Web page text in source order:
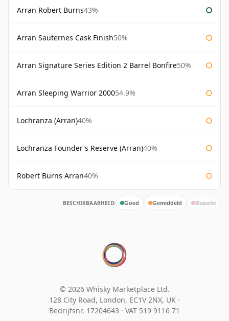
Arran Robert Burns43%
Arran Sauternes Cask Finish50%
Arran Signature Series Edition 2 Barrel Bonfire50%
Arran Sleeping Warrior 200054.9%
Lochranza (Arran)40%
Lochranza Founder's Reserve (Arran)40%
Robert Burns Arran40%
BESCHIKBAARHEID: Goed Gemiddeld Beperkt
© 2026 Whisky Marketplace Ltd.
128 City Road, London, EC1V 2NX, UK ·
Bedrijfsnr. 17204643 · VAT 519 9116 71